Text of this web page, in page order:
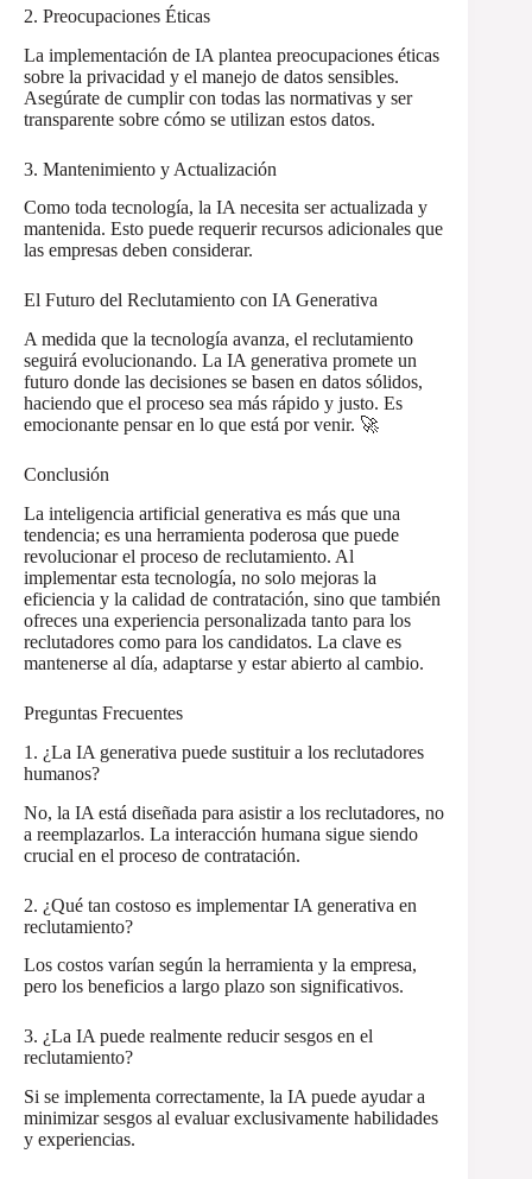
2. Preocupaciones Éticas
La implementación de IA plantea preocupaciones éticas
sobre la privacidad y el manejo de datos sensibles.
Asegúrate de cumplir con todas las normativas y ser
transparente sobre cómo se utilizan estos datos.
3. Mantenimiento y Actualización
Como toda tecnología, la IA necesita ser actualizada y
mantenida. Esto puede requerir recursos adicionales que
las empresas deben considerar.
El Futuro del Reclutamiento con IA Generativa
A medida que la tecnología avanza, el reclutamiento
seguirá evolucionando. La IA generativa promete un
futuro donde las decisiones se basen en datos sólidos,
haciendo que el proceso sea más rápido y justo. Es
emocionante pensar en lo que está por venir. 🚀
Conclusión
La inteligencia artificial generativa es más que una
tendencia; es una herramienta poderosa que puede
revolucionar el proceso de reclutamiento. Al
implementar esta tecnología, no solo mejoras la
eficiencia y la calidad de contratación, sino que también
ofreces una experiencia personalizada tanto para los
reclutadores como para los candidatos. La clave es
mantenerse al día, adaptarse y estar abierto al cambio.
Preguntas Frecuentes
1. ¿La IA generativa puede sustituir a los reclutadores
humanos?
No, la IA está diseñada para asistir a los reclutadores, no
a reemplazarlos. La interacción humana sigue siendo
crucial en el proceso de contratación.
2. ¿Qué tan costoso es implementar IA generativa en
reclutamiento?
Los costos varían según la herramienta y la empresa,
pero los beneficios a largo plazo son significativos.
3. ¿La IA puede realmente reducir sesgos en el
reclutamiento?
Si se implementa correctamente, la IA puede ayudar a
minimizar sesgos al evaluar exclusivamente habilidades
y experiencias.